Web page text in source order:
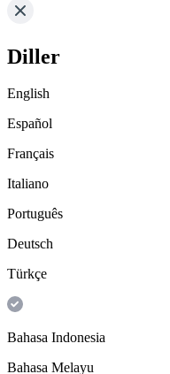
Diller
English
Español
Français
Italiano
Português
Deutsch
Türkçe
Bahasa Indonesia
Bahasa Melayu